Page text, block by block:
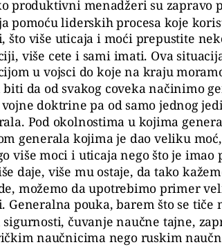
produktivni menadžeri su zapravo
pomoću liderskih procesa koje
što više uticaja i moći prepustite
više cete i sami imati. Ova
u vojsci do koje na kraju
biti da od svakog coveka načinimo
doktrine pa od samo jednog
Pod okolnostima u kojima
generala kojima je dao veliku
više moci i uticaja nego što je imao
daje, više mu ostaje, da tako
možemo da upotrebimo primer
Generalna pouka, barem što se
sigurnosti, čuvanje naučne tajne,
naučnicima nego ruskim